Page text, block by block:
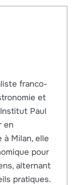
franco-
et
Paul
en
à Milan, elle
pour
alternant
pratiques.